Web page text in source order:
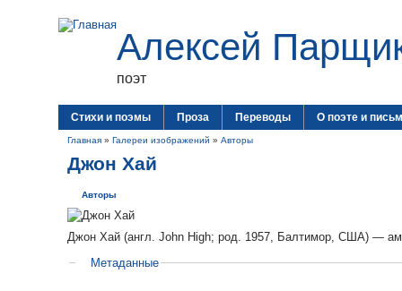
Алексей
поэт
Стихи и поэмы Проза Переводы О поэте и
Главная » Галереи изображений » Авторы
Джон Хай
Авторы
Джон Хай (англ. John High; род. 1957, Балтимор, США) —
Метаданные